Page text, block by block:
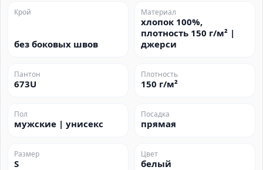
Крой
без боковых швов
Материал
хлопок 100%,
плотность 150 г/м² |
джерси
Пантон
673U
Плотность
150 г/м²
Пол
мужские | унисекс
Посадка
прямая
Размер
S
Цвет
белый